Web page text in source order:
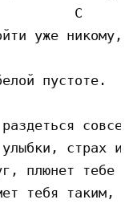
C
уже никому,
пустоте.
совсем
страх и
плюнет тебе в
тебя таким,